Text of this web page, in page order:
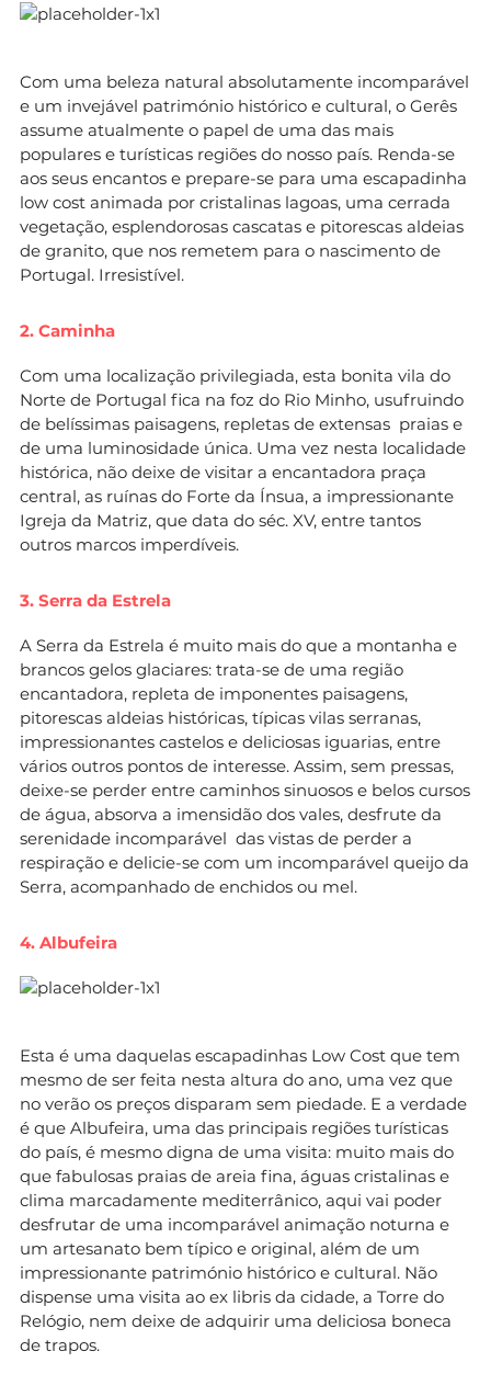
Com uma beleza natural absolutamente incomparável
e um invejável património histórico e cultural, o Gerês
assume atualmente o papel de uma das mais
populares e turísticas regiões do nosso país. Renda-se
aos seus encantos e prepare-se para uma escapadinha
low cost animada por cristalinas lagoas, uma cerrada
vegetação, esplendorosas cascatas e pitorescas aldeias
de granito, que nos remetem para o nascimento de
Portugal. Irresistível.
2. Caminha
Com uma localização privilegiada, esta bonita vila do
Norte de Portugal fica na foz do Rio Minho, usufruindo
de belíssimas paisagens, repletas de extensas praias e
de uma luminosidade única. Uma vez nesta localidade
histórica, não deixe de visitar a encantadora praça
central, as ruínas do Forte da Ínsua, a impressionante
Igreja da Matriz, que data do séc. XV, entre tantos
outros marcos imperdíveis.
3. Serra da Estrela
A Serra da Estrela é muito mais do que a montanha e
brancos gelos glaciares: trata-se de uma região
encantadora, repleta de imponentes paisagens,
pitorescas aldeias históricas, típicas vilas serranas,
impressionantes castelos e deliciosas iguarias, entre
vários outros pontos de interesse. Assim, sem pressas,
deixe-se perder entre caminhos sinuosos e belos cursos
de água, absorva a imensidão dos vales, desfrute da
serenidade incomparável das vistas de perder a
respiração e delicie-se com um incomparável queijo da
Serra, acompanhado de enchidos ou mel.
4. Albufeira
Esta é uma daquelas escapadinhas Low Cost que tem
mesmo de ser feita nesta altura do ano, uma vez que
no verão os preços disparam sem piedade. E a verdade
é que Albufeira, uma das principais regiões turísticas
do país, é mesmo digna de uma visita: muito mais do
que fabulosas praias de areia fina, águas cristalinas e
clima marcadamente mediterrânico, aqui vai poder
desfrutar de uma incomparável animação noturna e
um artesanato bem típico e original, além de um
impressionante património histórico e cultural. Não
dispense uma visita ao ex libris da cidade, a Torre do
Relógio, nem deixe de adquirir uma deliciosa boneca
de trapos.